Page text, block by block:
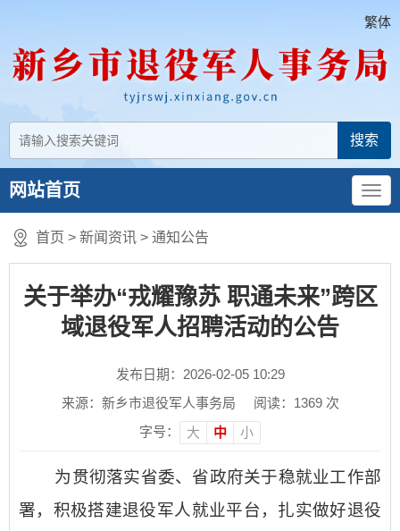
繁体
网站首页
首页 > 新闻资讯 > 通知公告
关于举办“戎耀豫苏 职通未来”跨区
域退役军人招聘活动的公告
发布日期：2026-02-05 10:29
来源：新乡市退役军人事务局
阅读： 1369次
字号：
大 中 小
为贯彻落实省委、省政府关于稳就业工作部
署，积极搭建退役军人就业平台，扎实做好退役